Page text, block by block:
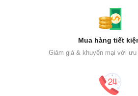
Mua hàng tiết
Giảm giá & khuyến mại với